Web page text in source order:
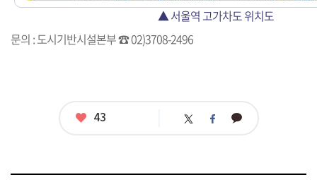
▲ 서울역 고가차도 위치도
문의 : 도시기반시설본부 ☎ 02)3708-2496
좋
43 트 페 카